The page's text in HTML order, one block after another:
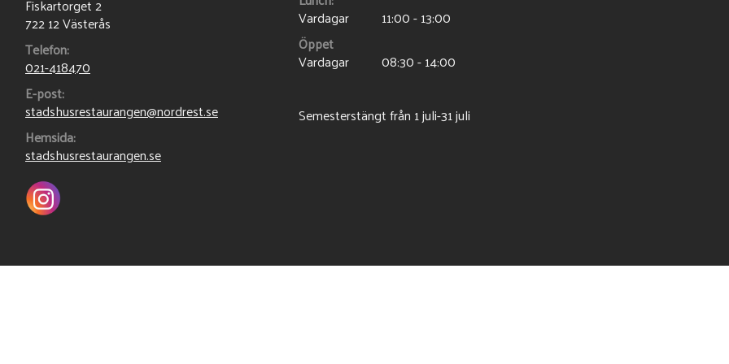
Fiskartorget 2
722 12 Västerås
Telefon:
021-418470
E-post:
stadshusrestaurangen@nordrest.se
Hemsida:
stadshusrestaurangen.se
Vardagar
11:00 - 13:00
Öppet
Vardagar 08:30 - 14:00
Semesterstängt från 1 juli-31 juli